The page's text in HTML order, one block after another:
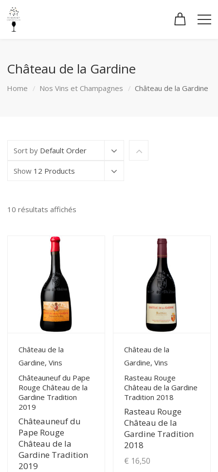
Château de la Gardine
Home Nos Vins et Champagnes Château de la Gardine
Sort by Default Order
Show 12 Products
10 résultats affichés
View Details
Château de la
Gardine, Vins
Châteauneuf du Pape
Rouge Château de la
Gardine Tradition
2019
Châteauneuf du
Pape Rouge
Château de la
Gardine Tradition
2019
View Details
Château de la
Gardine, Vins
Rasteau Rouge
Château de la Gardine
Tradition 2018
Rasteau Rouge
Château de la
Gardine Tradition
2018
€ 16,50